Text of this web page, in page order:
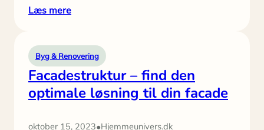
Læs mere:
opbevaring
til
værksted
og
Byg & Renovering
Facadestruktur – find den
optimale løsning til din facade
oktober 15, 2023•Hjemmeunivers.dk